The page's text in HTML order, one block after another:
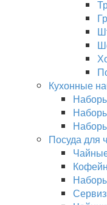
Кухонные
Посуда для